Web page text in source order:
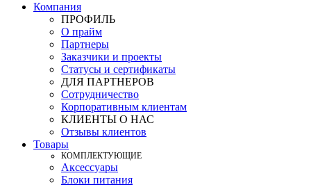
Компания
ПРОФИЛЬ
О прайм
Партнеры
Заказчики и проекты
Статусы и сертификаты
ДЛЯ ПАРТНЕРОВ
Сотрудничество
Корпоративным клиентам
КЛИЕНТЫ О НАС
Отзывы клиентов
Товары
КOМПЛЕКТУЮЩИЕ
Аксессуары
Блоки питания